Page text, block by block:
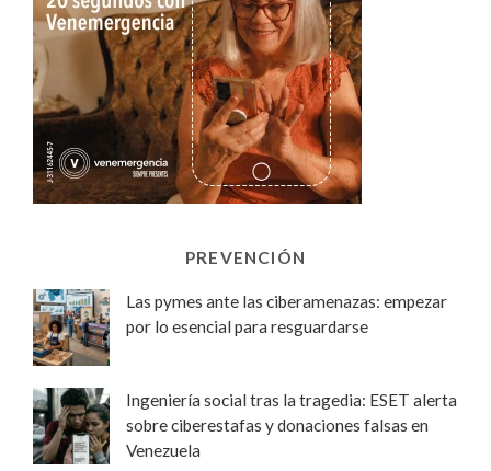
PREVENCIÓN
Las pymes ante las ciberamenazas: empezar
por lo esencial para resguardarse
Ingeniería social tras la tragedia: ESET alerta
sobre ciberestafas y donaciones falsas en
Venezuela